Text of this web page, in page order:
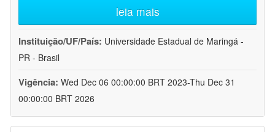
leia mais
Instituição/UF/País: Universidade Estadual de Maringá -
PR - Brasil
Vigência: Wed Dec 06 00:00:00 BRT 2023-Thu Dec 31
00:00:00 BRT 2026